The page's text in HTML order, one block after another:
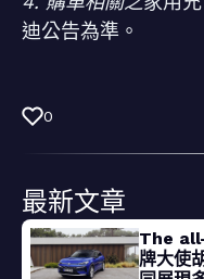
迪公告為準。
0
最新文章
The
牌大使